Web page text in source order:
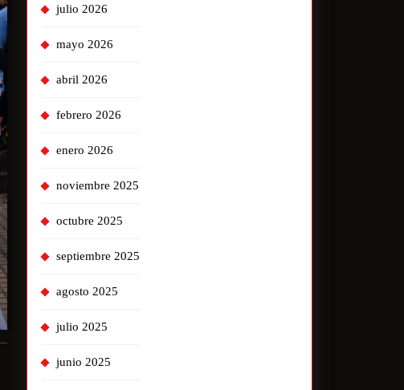
julio 2026
mayo 2026
abril 2026
febrero 2026
enero 2026
noviembre 2025
octubre 2025
septiembre 2025
agosto 2025
julio 2025
junio 2025